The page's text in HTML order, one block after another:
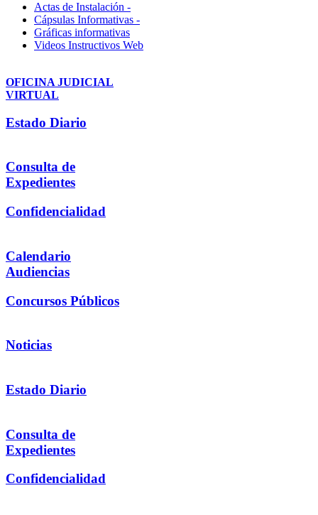
Actas de Instalación -
Cápsulas Informativas -
Gráficas informativas
Videos Instructivos Web
OFICINA JUDICIAL
VIRTUAL
Estado Diario
Consulta de
Expedientes
Confidencialidad
Calendario
Audiencias
Concursos Públicos
Noticias
Estado Diario
Consulta de
Expedientes
Confidencialidad